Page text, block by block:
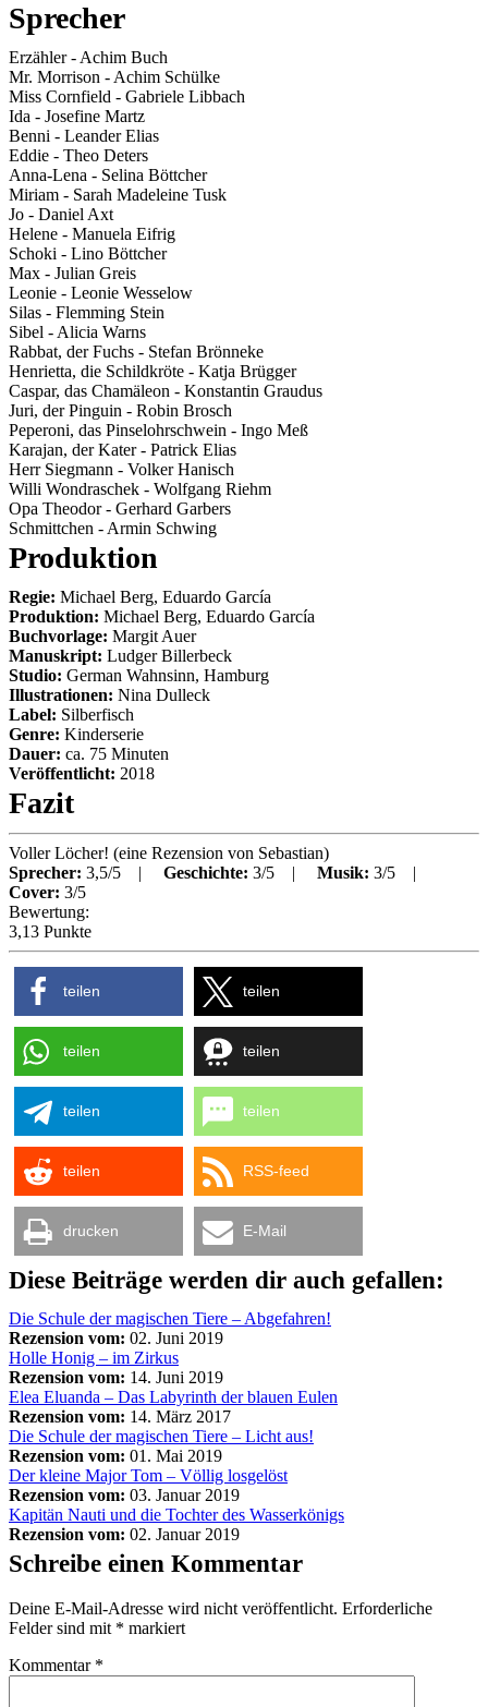
Sprecher
Erzähler- Achim Buch
Mr. Morrison - Achim Schülke
Miss Cornfield - Gabriele Libbach
Ida - Josefine Martz
Benni - Leander Elias
Eddie - Theo Deters
Anna-Lena - Selina Böttcher
Miriam - Sarah Madeleine Tusk
Jo - Daniel Axt
Helene - Manuela Eifrig
Schoki - Lino Böttcher
Max - Julian Greis
Leonie - Leonie Wesselow
Silas - Flemming Stein
Sibel - Alicia Warns
Rabbat, der Fuchs - Stefan Brönneke
Henrietta, die Schildkröte - Katja Brügger
Caspar, das Chamäleon - Konstantin Graudus
Juri, der Pinguin - Robin Brosch
Peperoni, das Pinselohrschwein - Ingo Meß
Karajan, der Kater- Patrick Elias
Herr Siegmann - Volker Hanisch
Willi Wondraschek - Wolfgang Riehm
Opa Theodor- Gerhard Garbers
Schmittchen - Armin Schwing
Produktion
Regie: Michael Berg, Eduardo García
Produktion: Michael Berg, Eduardo García
Buchvorlage: Margit Auer
Manuskript: Ludger Billerbeck
Studio: German Wahnsinn, Hamburg
Illustrationen: Nina Dulleck
Label: Silberfisch
Genre: Kinderserie
Dauer: ca. 75 Minuten
Veröffentlicht: 2018
Fazit
Voller Löcher! (eine Rezension von Sebastian)
Sprecher: 3,5/5 | Geschichte: 3/5 | Musik: 3/5 |
Cover: 3/5
Bewertung:
3,13 Punkte
teilen teilen
teilen teilen
teilen teilen
teilen RSS-feed
drucken E-Mail
Diese Beiträge werden dir auch gefallen:
Die Schule der magischen Tiere – Abgefahren!
Rezension vom: 02. Juni 2019
Holle Honig – im Zirkus
Rezension vom: 14. Juni 2019
Elea Eluanda – Das Labyrinth der blauen Eulen
Rezension vom: 14. März 2017
Die Schule der magischen Tiere – Licht aus!
Rezension vom: 01. Mai 2019
Der kleine Major Tom – Völlig losgelöst
Rezension vom: 03. Januar 2019
Kapitän Nauti und die Tochter des Wasserkönigs
Rezension vom: 02. Januar 2019
Schreibe einen Kommentar
Deine E-Mail-Adresse wird nicht veröffentlicht. Erforderliche
Felder sind mit * markiert
Kommentar *